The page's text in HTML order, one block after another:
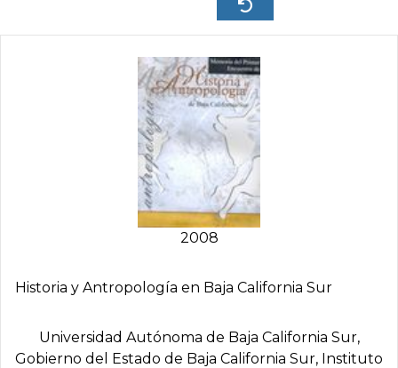
2008
Historia y Antropologí­a en Baja California Sur
Universidad Autónoma de Baja California Sur,
Gobierno del Estado de Baja California Sur, Instituto